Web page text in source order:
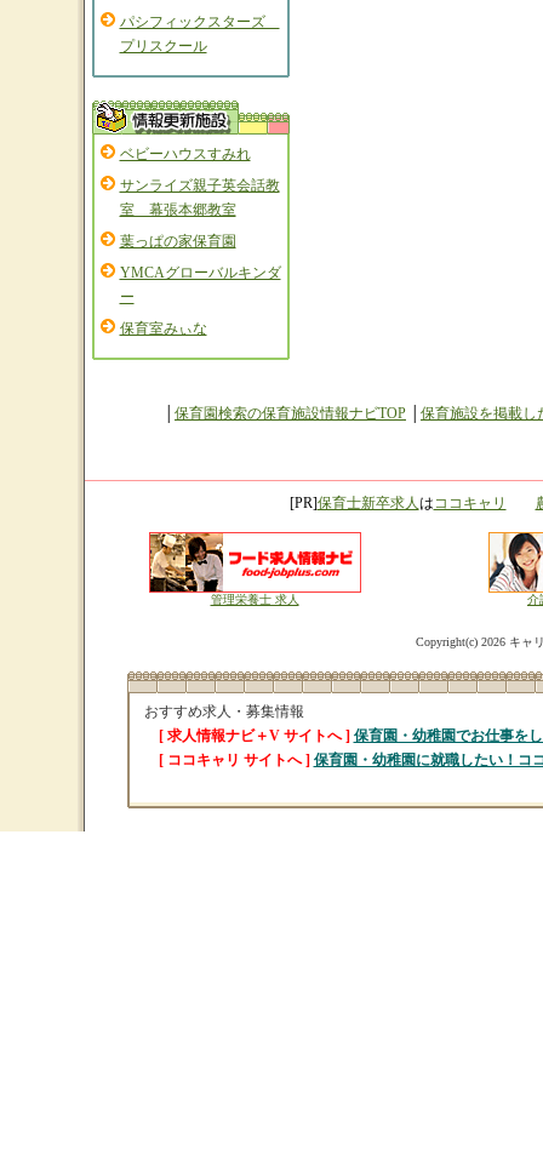
パシフィックスターズ
プリスクール
ベビーハウスすみれ
サンライズ親子英会話教
室 幕張本郷教室
葉っぱの家保育園
YMCAグローバルキンダ
ー
保育室みぃな
保育園検索の保育施設情報ナビTOP 保育施設を掲載し
[PR]保育士新卒求人はココキャリ
管理栄養士 求人 介
Copyright(c) 2026 キャ
おすすめ求人・募集情報
[ 求人情報ナビ＋V サイトへ ] 保育園・幼稚園でお仕事を
[ ココキャリ サイトへ ] 保育園・幼稚園に就職したい！コ